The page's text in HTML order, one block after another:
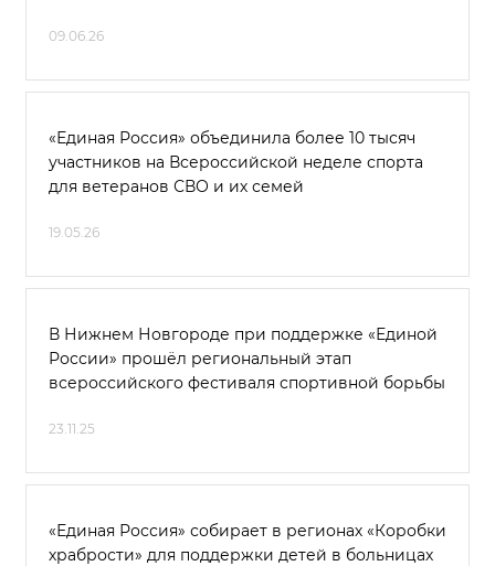
09.06.26
«Единая Россия» объединила более 10 тысяч
участников на Всероссийской неделе спорта
для ветеранов СВО и их семей
19.05.26
В Нижнем Новгороде при поддержке «Единой
России» прошёл региональный этап
всероссийского фестиваля спортивной борьбы
23.11.25
«Единая Россия» собирает в регионах «Коробки
храбрости» для поддержки детей в больницах